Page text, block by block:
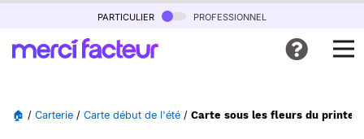
particulier professionnel
🏠 / Carterie / Carte début de l'été / Carte sous les fleurs du